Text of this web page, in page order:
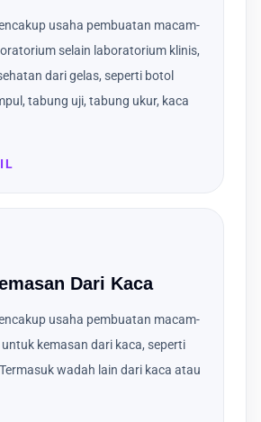
usaha pembuatan macam-
selain laboratorium klinis,
dari gelas, seperti botol
tabung uji, tabung ukur, kaca
Dari Kaca
usaha pembuatan macam-
kemasan dari kaca, seperti
wadah lain dari kaca atau